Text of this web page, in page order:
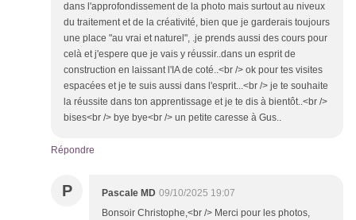
dans l'approfondissement de la photo mais surtout au niveux
du traitement et de la créativité, bien que je garderais toujours
une place "au vrai et naturel", .je prends aussi des cours pour
celà et j'espere que je vais y réussir..dans un esprit de
construction en laissant l'IA de coté..<br /> ok pour tes visites
espacées et je te suis aussi dans l'esprit...<br /> je te souhaite
la réussite dans ton apprentissage et je te dis à bientôt..<br />
bises<br /> bye bye<br /> un petite caresse à Gus..
Répondre
P Pascale MD 09/10/2025 19:07
Bonsoir Christophe,<br /> Merci pour les photos,